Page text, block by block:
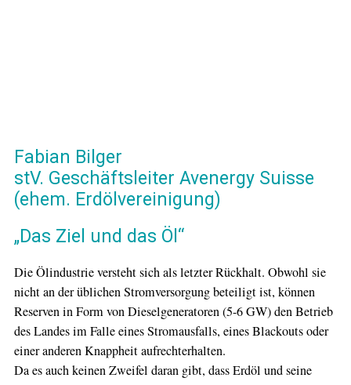
Fabian Bilger
stV. Geschäftsleiter Avenergy Suisse
(ehem. Erdölvereinigung)
„Das Ziel und das Öl“
Die Ölindustrie versteht sich als letzter Rückhalt. Obwohl sie
nicht an der üblichen Stromversorgung beteiligt ist, können
Reserven in Form von Dieselgeneratoren (5-6 GW) den Betrieb
des Landes im Falle eines Stromausfalls, eines Blackouts oder
einer anderen Knappheit aufrechterhalten.
Da es auch keinen Zweifel daran gibt, dass Erdöl und seine